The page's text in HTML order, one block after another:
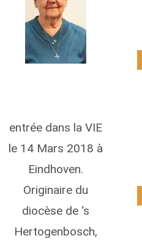
entrée dans la VIE
le 14 Mars 2018 à
Eindhoven.
Originaire du
diocèse de ‘s
Hertogenbosch,